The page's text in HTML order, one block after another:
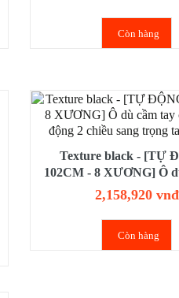
tia UV
Còn hàng
Texture black - [TỰ
102CM - 8 XƯƠNG] Ô
cao cấp tự động 2 chiều
tay cầm gỗ
2,158,920 vnđ
Còn hàng